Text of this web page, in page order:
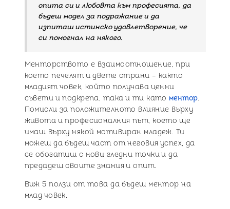
опита си и любовта към професията, да
бъдеш модел за подражание и да
изпиташ истинско удовлетворение, че
си помогнал на някого.
Менторството е взаимоотношение, при
което печелят и двете страни – както
младият човек, който получава ценни
съвети и подкрепа, така и ти като ментор.
Помисли за положителното влияние върху
живота и професионалния път, което ще
имаш върху някой мотивиран младеж. Ти
можеш да бъдеш част от неговия успех, да
се обогатиш с нови гледни точки и да
предадеш своите знания и опит.
Виж 5 ползи от това да бъдеш ментор на
млад човек.